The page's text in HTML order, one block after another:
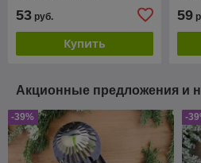
плечевым ремнем, Синий
53 руб.
Купить
59
Акционные предложения и
-39% -